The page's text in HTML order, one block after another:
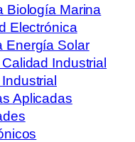
Biología Marina
Electrónica
Energía Solar
Industrial
Aplicadas